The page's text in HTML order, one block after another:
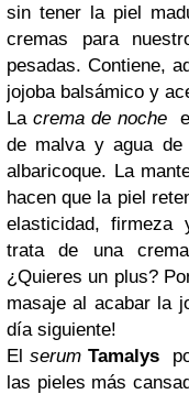
sin tener la piel
cremas para
pesadas. Contiene,
jojoba balsámico y
La crema de noche
de malva y agua de
albaricoque. La
hacen que la piel
elasticidad, firmeza
trata de una
¿Quieres un plus?
masaje al acabar la
día siguiente!
ElserumTamalys
las pieles más